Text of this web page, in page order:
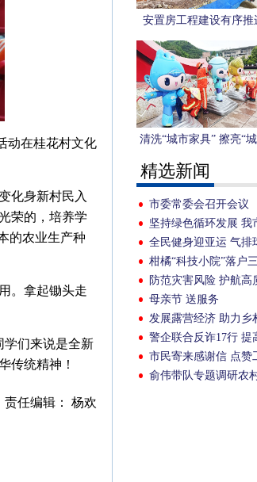
安置房工程建设有序推
清洗“城市家具” 擦亮“
名片”
精选新闻
市委常委会召开会议
坚持绿色循环发展 我
企业走稳特色发展之
全民健身迎亚运 气排
柑橘“科技小院”落户
防范灾害风险 护航高
母亲节 送服务
发展露营经济 助力乡
警企联合反诈17行 提
市民寄来感谢信 点赞
俞伟带队专题调研农
动在桂花村文化
化身新村民入
荣的，培养学
的农业生产种
。拿起锄头走
学们来说是全新
传统精神！
责任编辑： 杨欢